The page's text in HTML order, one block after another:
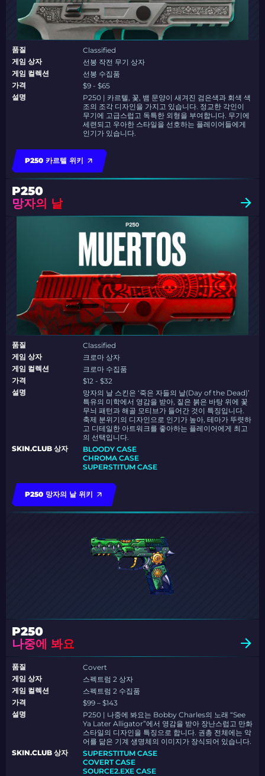
품질
Classified
게임 상자
선봉 작전 무기 상자
게임 컬렉션
선봉 수집품
가격
$9 - $65
설명
P250 | 카르텔, 꽃, 뱀 문양이 새겨진 검은색과 회색 색
조의 조각 디자인을 가지고 있습니다. 정교한 각인이
무기에 고급스럽고 독특한 외형을 부여합니다. 무기에
세련되고 우아한 스타일을 선호하는 플레이어들에게
인기가 있습니다.
P250 카르텔 위키
P250
망자의 날
품질
Classified
게임 상자
크로마 상자
게임 컬렉션
크로마 수집품
가격
$12 - $32
설명
망자의 날 스킨은 ‘죽은 자들의 날(Day of the Dead)’
특유의 미학에서 영감을 받아, 짙은 붉은 바탕 위에 꽃
무늬 패턴과 해골 모티브가 들어간 것이 특징입니다.
축제 분위기의 디자인으로 인기가 높아, 테마가 뚜렷하
고 디테일한 아트워크를 좋아하는 플레이어에게 최고
의 선택입니다.
SKIN.CLUB 상자
BLOODY CASE
CHROMA CASE
SUPERSTITUM CASE
P250 망자의 날 위키
P250
나중에 봐요
품질
Covert
게임 상자
스펙트럼 2 상자
게임 컬렉션
스펙트럼 2 수집품
가격
$99 – $143
설명
P250 | 나중에 봐요는 Bobby Charles의 노래 “See
Ya Later Alligator”에서 영감을 받아 장난스럽고 만화
스타일의 디자인을 특징으로 합니다. 권총 전체에는 악
어를 닮은 기계 생명체의 이미지가 장식되어 있습니다.
SKIN.CLUB 상자
SUPERSTITUM CASE
COVERT CASE
SOURCE2.EXE CASE